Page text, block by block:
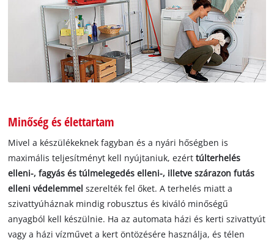
Minőség és élettartam
Mivel a készülékeknek fagyban és a nyári hőségben is
maximális teljesítményt kell nyújtaniuk, ezérttúlterhelés
elleni-, fagyás és túlmelegedés elleni-, illetve szárazon futás
elleni védelemmel szerelték fel őket. A terhelés miatt a
szivattyúháznak mindig robusztus és kiváló minőségű
anyagból kell készülnie. Ha az automata házi és kerti szivattyút
vagy a házi vízművet a kert öntözésére használja, és télen